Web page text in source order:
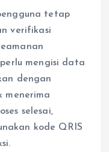
tetap
verifikasi
mengisi data
dengan
menerima
selesai,
kode QRIS